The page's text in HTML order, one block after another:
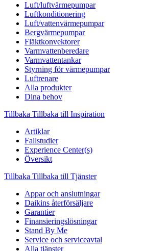
Luft/luftvärmepumpar
Luftkonditionering
Luft/vattenvärmepumpar
Bergvärmepumpar
Fläktkonvektorer
Varmvattenberedare
Varmvattentankar
Styrning för värmepumpar
Luftrenare
Alla produkter
Dina behov
Tillbaka Tillbaka till Inspiration
Artiklar
Fallstudier
Experience Center(s)
Översikt
Tillbaka Tillbaka till Tjänster
Appar och anslutningar
Daikins återförsäljare
Garantier
Finansieringslösningar
Stand By Me
Service och serviceavtal
Alla tjänster